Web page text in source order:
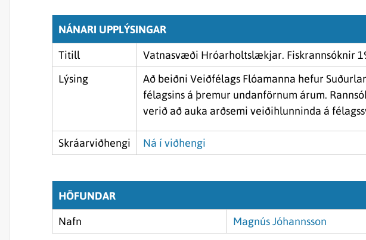
NÁNARI UPPLÝSINGAR
Titill
Vatnasvæði Hróarholtslækjar. Fiskrannsóknir
Lýsing
Að beiðni Veiðfélags Flóamanna hefur
félagsins á þremur undanförnum árum.
verið að auka arðsemi veiðihlunninda á
Skráarviðhengi Ná í viðhengi
HÖFUNDAR
Nafn Magnús Jóhannsson